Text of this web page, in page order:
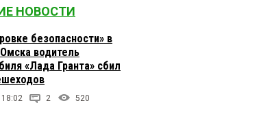
НОВОСТИ
безопасности» в
водитель
«Лада Гранта» сбил
18:02 2 520